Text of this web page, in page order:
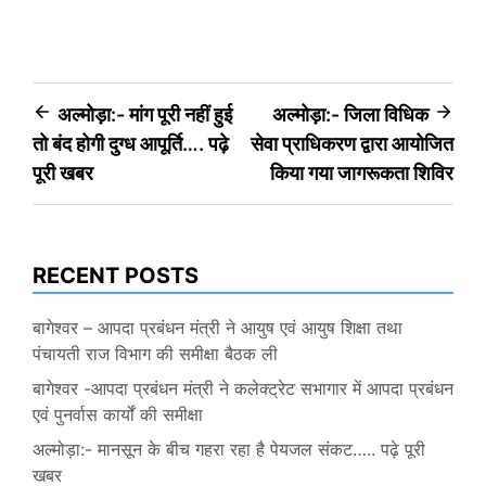
Post
navigation
अल्मोड़ा:- मांग पूरी नहीं हुई
तो बंद होगी दुग्ध आपूर्ति…. पढ़े
पूरी खबर
अल्मोड़ा:- जिला विधिक
सेवा प्राधिकरण द्वारा आयोजित
किया गया जागरूकता शिविर
RECENT POSTS
बागेश्वर – आपदा प्रबंधन मंत्री ने आयुष एवं आयुष शिक्षा तथा
पंचायती राज विभाग की समीक्षा बैठक ली
बागेश्वर -आपदा प्रबंधन मंत्री ने कलेक्ट्रेट सभागार में आपदा प्रबंधन
एवं पुनर्वास कार्यों की समीक्षा
अल्मोड़ा:- मानसून के बीच गहरा रहा है पेयजल संकट….. पढ़े पूरी
खबर